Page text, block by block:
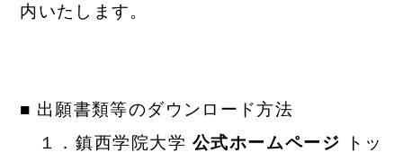
内いたします。
■ 出願書類等のダウンロード方法
１．鎮西学院大学 公式ホームページ トッ